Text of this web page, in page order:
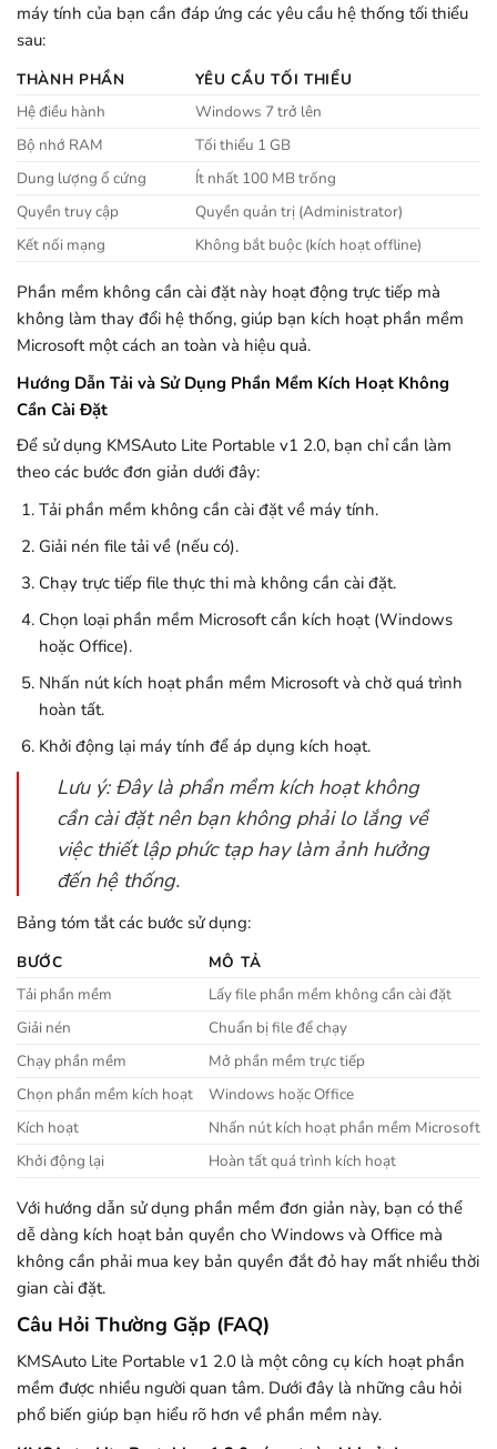
máy tính của bạn cần đáp ứng các yêu cầu hệ thống tối thiểu
sau:
THÀNH PHẦN
YÊU CẦU TỐI THIỂU
Hệ điều hành
Windows 7 trở lên
Bộ nhớ RAM
Tối thiểu 1 GB
Dung lượng ổ cứng
Ít nhất 100 MB trống
Quyền truy cập
Quyền quản trị (Administrator)
Kết nối mạng
Không bắt buộc (kích hoạt offline)
Phần mềm không cần cài đặt này hoạt động trực tiếp mà
không làm thay đổi hệ thống, giúp bạn kích hoạt phần mềm
Microsoft một cách an toàn và hiệu quả.
Hướng Dẫn Tải và Sử Dụng Phần Mềm Kích Hoạt Không
Cần Cài Đặt
Để sử dụng KMSAuto Lite Portable v1 2.0, bạn chỉ cần làm
theo các bước đơn giản dưới đây:
Tải phần mềm không cần cài đặt về máy tính.
Giải nén file tải về (nếu có).
Chạy trực tiếp file thực thi mà không cần cài đặt.
Chọn loại phần mềm Microsoft cần kích hoạt (Windows
hoặc Office).
Nhấn nút kích hoạt phần mềm Microsoft và chờ quá trình
hoàn tất.
Khởi động lại máy tính để áp dụng kích hoạt.
Lưu ý: Đây là phần mềm kích hoạt không
cần cài đặt nên bạn không phải lo lắng về
việc thiết lập phức tạp hay làm ảnh hưởng
đến hệ thống.
Bảng tóm tắt các bước sử dụng:
BƯỚC
MÔ TẢ
Tải phần mềm
Lấy file phần mềm không cần cài đặt
Giải nén
Chuẩn bị file để chạy
Chạy phần mềm
Mở phần mềm trực tiếp
Chọn phần mềm kích hoạt
Windows hoặc Office
Kích hoạt
Nhấn nút kích hoạt phần mềm Microsoft
Khởi động lại
Hoàn tất quá trình kích hoạt
Với hướng dẫn sử dụng phần mềm đơn giản này, bạn có thể
dễ dàng kích hoạt bản quyền cho Windows và Office mà
không cần phải mua key bản quyền đắt đỏ hay mất nhiều thời
gian cài đặt.
Câu Hỏi Thường Gặp (FAQ)
KMSAuto Lite Portable v1 2.0 là một công cụ kích hoạt phần
mềm được nhiều người quan tâm. Dưới đây là những câu hỏi
phổ biến giúp bạn hiểu rõ hơn về phần mềm này.